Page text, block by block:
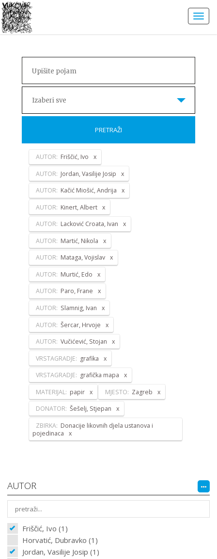
Izaberi sve
PRETRAŽI
AUTOR: Friščić, Ivo
AUTOR: Jordan, Vasilije Josip
AUTOR: Kačić Miošić, Andrija
AUTOR: Kinert, Albert
AUTOR: Lacković Croata, Ivan
AUTOR: Martić, Nikola
AUTOR: Mataga, Vojislav
AUTOR: Murtić, Edo
AUTOR: Paro, Frane
AUTOR: Slamnig, Ivan
AUTOR: Šercar, Hrvoje
AUTOR: Vučićević, Stojan
VRSTAGRADJE: grafika
VRSTAGRADJE: grafička mapa
MATERIJAL: papir MJESTO: Zagreb
DONATOR: Šešelj, Stjepan
ZBIRKA: Donacije likovnih djela ustanova i
pojedinaca
AUTOR
Friščić, Ivo (1)
Horvatić, Dubravko (1)
Jordan, Vasilije Josip (1)